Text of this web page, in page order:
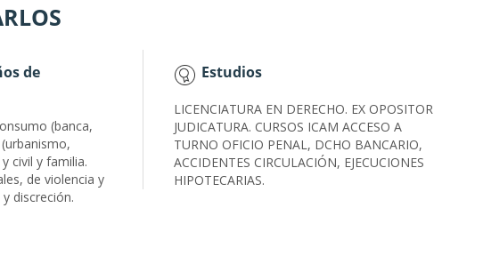
de
(banca,
civil y familia.
de violencia y
discreción.
Estudios
LICENCIATURA EN DERECHO. EX OPOSITOR
JUDICATURA. CURSOS ICAM ACCESO A
TURNO OFICIO PENAL, DCHO BANCARIO,
ACCIDENTES CIRCULACIÓN, EJECUCIONES
HIPOTECARIAS.